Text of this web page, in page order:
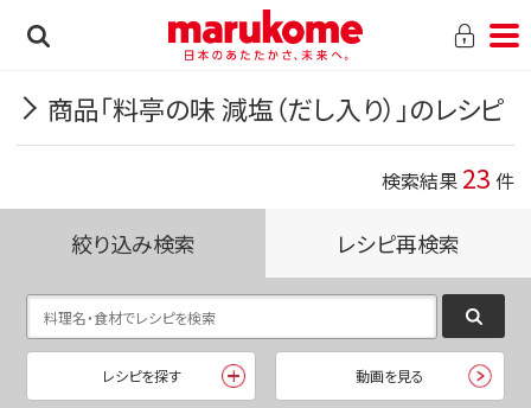
商品「料亭の味 減塩（だし入り）」のレシピ
検索結果 23 件
絞り込み検索 レシピ再検索
レシピを探す 動画を見る